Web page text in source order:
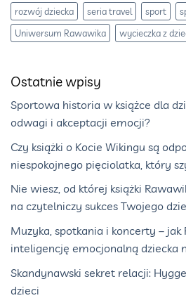
rozwój dziecka
seria travel sport
Uniwersum Rawawika
wycieczka z
Ostatnie wpisy
Sportowa historia w książce dla
odwagi i akceptacji emocji?
Czy książki o Kocie Wikingu są
niespokojnego pięciolatka, który
Nie wiesz, od której książki
na czytelniczy sukces Twojego
Muzyka, spotkania i koncerty –
inteligencję emocjonalną dziecka
Skandynawski sekret relacji:
dzieci